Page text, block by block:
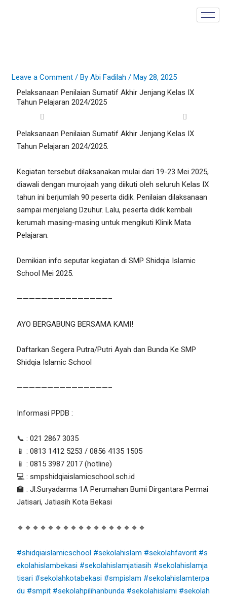
Leave a Comment / ByAbi Fadilah/May 28, 2025
Pelaksanaan Penilaian Sumatif Akhir Jenjang Kelas IX
Tahun Pelajaran 2024/2025
Pelaksanaan Penilaian Sumatif Akhir Jenjang Kelas IX
Tahun Pelajaran 2024/2025.
Kegiatan tersebut dilaksanakan mulai dari 19-23 Mei 2025,
diawali dengan murojaah yang diikuti oleh seluruh Kelas IX
tahun ini berjumlah 90 peserta didik. Penilaian dilaksanaan
sampai menjelang Dzuhur. Lalu, peserta didik kembali
kerumah masing-masing untuk mengikuti Klinik Mata
Pelajaran.
Demikian info seputar kegiatan di SMP Shidqia Islamic
School Mei 2025.
———————————————–
AYO BERGABUNG BERSAMA KAMI!
Daftarkan Segera Putra/Putri Ayah dan Bunda Ke SMP
Shidqia Islamic School
———————————————–
Informasi PPDB :
📞 : 021 2867 3035
📱 : 0813 1412 5253 / 0856 4135 1505
📱 : 0815 3987 2017 (hotline)
💻 : smpshidqiaislamicschool.sch.id
🏫 : Jl.Suryadarma 1A Perumahan Bumi Dirgantara Permai
Jatisari, Jatiasih Kota Bekasi
🔹🔹🔹🔹🔹🔹🔹🔹🔹🔹🔹🔹🔹🔹🔹🔹🔹
#shidqiaislamicschool #sekolahislam #sekolahfavorit #s
ekolahislambekasi #sekolahislamjatiasih #sekolahislamja
tisari #sekolahkotabekasi #smpislam #sekolahislamterpa
du #smpit #sekolahpilihanbunda #sekolahislami #sekolah